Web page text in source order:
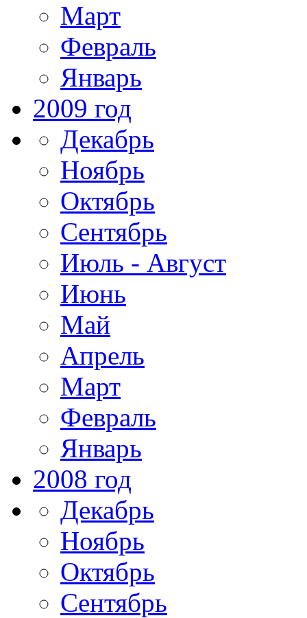
Март
Февраль
Январь
2009 год
Декабрь
Ноябрь
Октябрь
Сентябрь
Июль - Август
Июнь
Май
Апрель
Март
Февраль
Январь
2008 год
Декабрь
Ноябрь
Октябрь
Сентябрь